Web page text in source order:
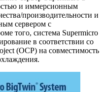
и иммерсионным
производительности и
сервером с
того, система Supermicro
в соответствии со
(OCP) на совместимость